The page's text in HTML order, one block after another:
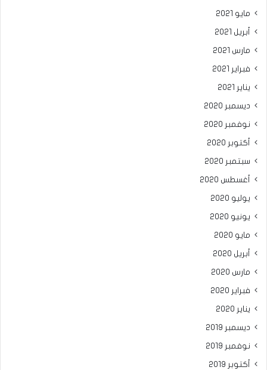
مايو 2021
أبريل 2021
مارس 2021
فبراير 2021
يناير 2021
ديسمبر 2020
نوفمبر 2020
أكتوبر 2020
سبتمبر 2020
أغسطس 2020
يوليو 2020
يونيو 2020
مايو 2020
أبريل 2020
مارس 2020
فبراير 2020
يناير 2020
ديسمبر 2019
نوفمبر 2019
أكتوبر 2019